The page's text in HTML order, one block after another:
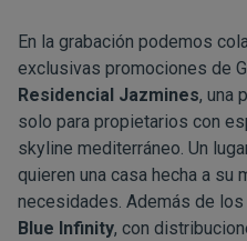
En la grabación podemos
exclusivas promociones de
Residencial Jazmines, una
solo para propietarios con
skyline mediterráneo. Un
quieren una casa hecha a
necesidades. Además de
Blue Infinity, con